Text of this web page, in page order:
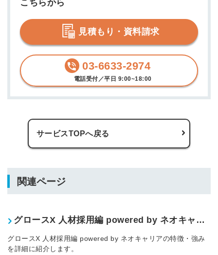
こちらから
見積もり・資料請求
03-6633-2974
電話受付／平日 9:00~18:00
サービスTOPへ戻る
関連ページ
グロースX 人材採用編 powered by ネオキャリアの特徴・強み
グロースX 人材採用編 powered by ネオキャリアの特徴・強み
を詳細に紹介します。